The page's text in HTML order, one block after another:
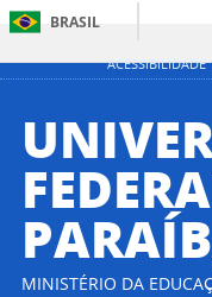
ACESSIBILIDADE
BRASIL
MINISTÉRIO DA